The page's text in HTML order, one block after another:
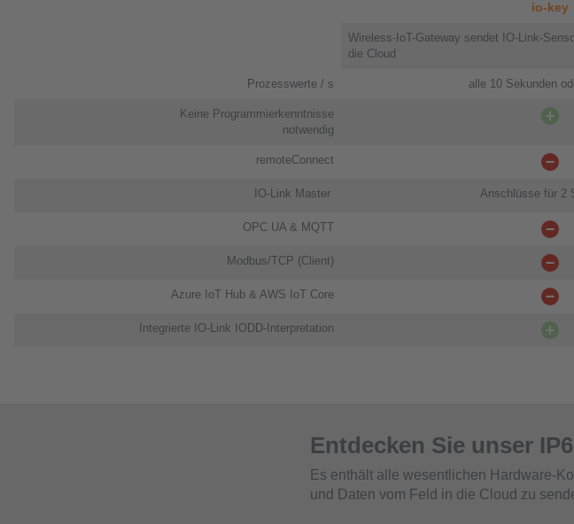
io-key
Wireless-IoT-Gateway​ sendet IO-Link-
die Cloud
Prozesswerte / s alle 10 Sekunden
Keine Programmierkenntnisse
notwendig​
remoteConnect
IO-Link Master ​ Anschlüsse für 2
OPC UA & MQTT
Modbus/TCP (Client)
Azure IoT Hub & AWS IoT Core
Integrierte IO-Link IODD-Interpretation​
Entdecken Sie unser
Es enthält alle wesentlichen Hardware-
und Daten vom Feld in die Cloud zu